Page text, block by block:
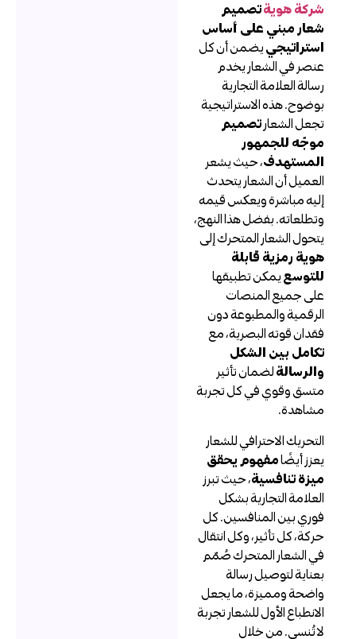
شركة هوية تصميم
شعار مبني على أساس
استراتيجييضمن أن كل
عنصر في الشعار يخدم
رسالة العلامة التجارية
بوضوح. هذه الاستراتيجية
تجعل الشعارتصميم
موجّه للجمهور
المستهدف، حيث يشعر
العميل أن الشعار يتحدث
إليه مباشرة ويعكس قيمه
وتطلعاته. بفضل هذا النهج،
يتحول الشعار المتحرك إلى
هوية رمزية قابلة
للتوسعيمكن تطبيقها
على جميع المنصات
الرقمية والمطبوعة دون
فقدان قوته البصرية، مع
تكامل بين الشكل
والرسالةلضمان تأثير
متسق وقوي في كل تجربة
مشاهدة.
التحريك الاحترافي للشعار
يعزز أيضًامفهوم يحقق
ميزة تنافسية، حيث تبرز
العلامة التجارية بشكل
فوري بين المنافسين. كل
حركة، كل تأثير، وكل انتقال
في الشعار المتحرك صُمّم
بعناية لتوصيل رسالة
واضحة ومميزة، ما يجعل
الانطباع الأول للشعار تجربة
لا تُنسى. من خلال